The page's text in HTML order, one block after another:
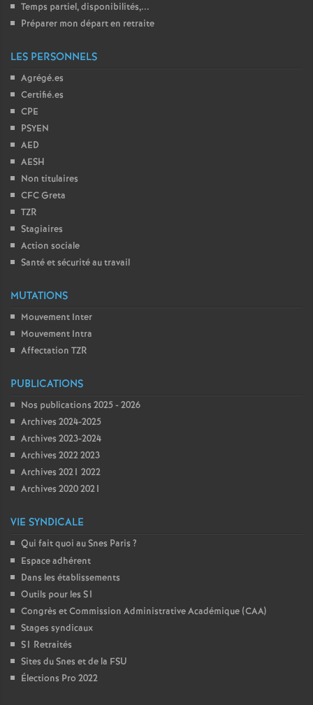
Temps partiel, disponibilités,...
Préparer mon départ en retraite
LES PERSONNELS
Agrégé.es
Certifié.es
CPE
PSYEN
AED
AESH
Non titulaires
CFC Greta
TZR
Stagiaires
Action sociale
Santé et sécurité au travail
MUTATIONS
Mouvement Inter
Mouvement Intra
Affectation TZR
PUBLICATIONS
Nos publications 2025 - 2026
Archives 2024-2025
Archives 2023-2024
Archives 2022 2023
Archives 2021 2022
Archives 2020 2021
VIE SYNDICALE
Qui fait quoi au Snes Paris ?
Espace adhérent
Dans les établissements
Outils pour les S1
Congrès et Commission Administrative Académique (CAA)
Stages syndicaux
S1 Retraités
Sites du Snes et de la FSU
Élections Pro 2022